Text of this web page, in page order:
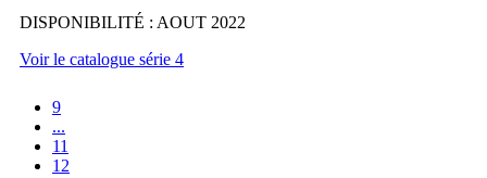
DISPONIBILITÉ : AOUT 2022
Voir le catalogue série 4
9
...
11
12